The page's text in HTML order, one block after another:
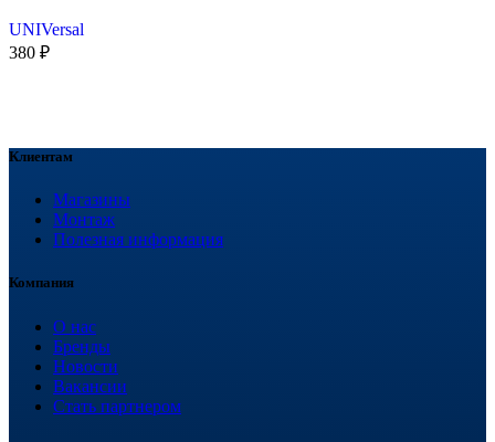
UNIVersal
380 ₽
Клиентам
Магазины
Монтаж
Полезная информация
Компания
О нас
Бренды
Новости
Вакансии
Стать партнером